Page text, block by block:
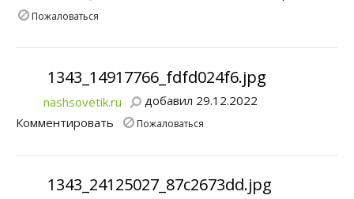
Пожаловаться
1343_14917766_fdfd024f6.jpg
nashsovetik.ru
добавил 29.12.2022
Комментировать
Пожаловаться
1343_24125027_87c2673dd.jpg